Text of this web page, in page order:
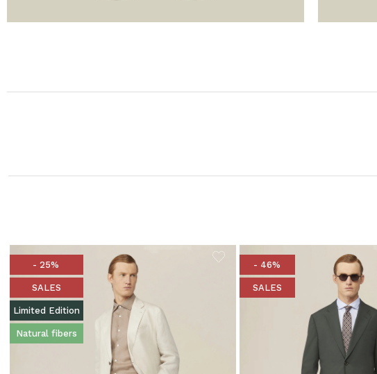
- 25%
SALES
Limited Edition
Natural fibers
- 46%
SALES